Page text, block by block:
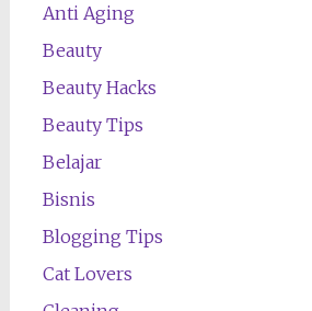
Anti Aging
Beauty
Beauty Hacks
Beauty Tips
Belajar
Bisnis
Blogging Tips
Cat Lovers